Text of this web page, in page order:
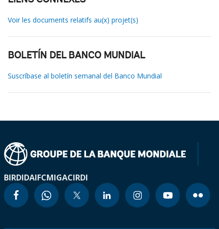
Voir les documents relatifs au(x) projet(s)
BOLETÍN DEL BANCO MUNDIAL
Suscríbase al boletín semanal del Banco Mundial
BIRDIDAIFCMIGACIRDI